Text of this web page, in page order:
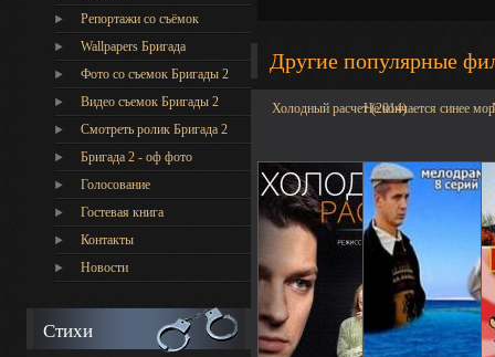
Репортажи со съёмок
Wallpapers Бригада
Фото со съемок Бригады 2
Видео съемок Бригады 2
Cмотреть ролик Бригада 2
Бригада 2 - оф фото
Голосование
Гостевая книга
Контакты
Новости
Стихи
Другие популярные
Холодный расчет (2014)Не кончается синее